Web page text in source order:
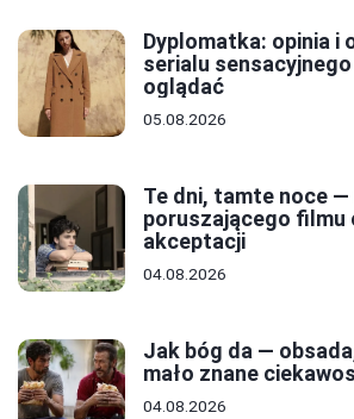
Dyplomatka: opinia i
serialu
oglądać
05.08.2026
Te dni, tamte noce —
poruszającego filmu
akceptacji
04.08.2026
Jak bóg da —
mało znane
04.08.2026